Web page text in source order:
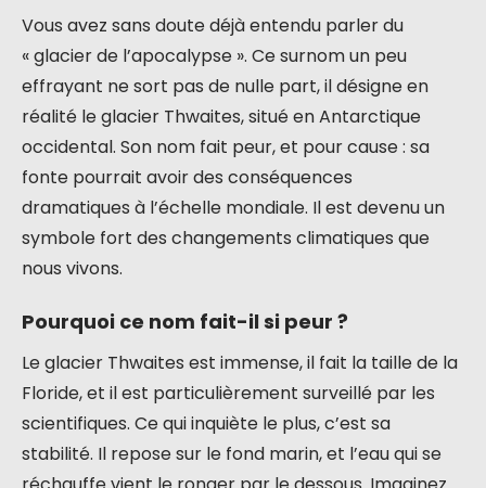
Vous avez sans doute déjà entendu parler du
« glacier de l’apocalypse ». Ce surnom un peu
effrayant ne sort pas de nulle part, il désigne en
réalité le glacier Thwaites, situé en Antarctique
occidental. Son nom fait peur, et pour cause : sa
fonte pourrait avoir des conséquences
dramatiques à l’échelle mondiale. Il est devenu un
symbole fort des changements climatiques que
nous vivons.
Pourquoi ce nom fait-il si peur ?
Le glacier Thwaites est immense, il fait la taille de la
Floride, et il est particulièrement surveillé par les
scientifiques. Ce qui inquiète le plus, c’est sa
stabilité. Il repose sur le fond marin, et l’eau qui se